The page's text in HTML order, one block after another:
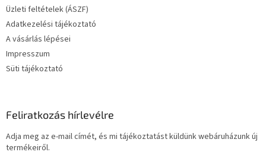
Üzleti feltételek (ÁSZF)
Adatkezelési tájékoztató
A vásárlás lépései
Impresszum
Süti tájékoztató
Feliratkozás hírlevélre
Adja meg az e-mail címét, és mi tájékoztatást küldünk webáruházunk új
termékeiről.